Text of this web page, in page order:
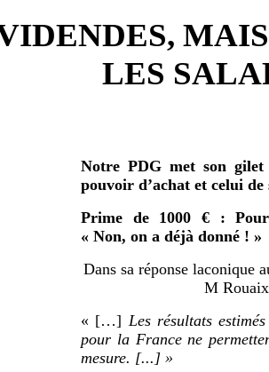
LES
Notre PDG met son
pouvoir d’achat et celui de
Prime de 1000 € :
« Non, on a déjà donné ! »
Dans sa réponse laconique
M
« […] Les résultats
pour la France ne
mesure. [...] »